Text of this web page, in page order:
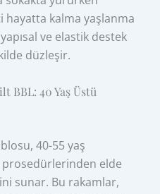
hayatta kalma yaşlanma
ve elastik destek
düzleşir.
BBL: 40 Yaş Üstü
40-55 yaş
prosedürlerinden elde
sunar. Bu rakamlar,